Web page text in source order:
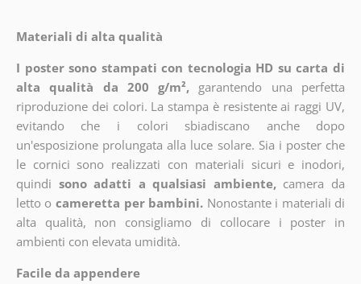
Materiali di alta qualità
I poster sono stampati con tecnologia HD su carta di
alta qualità da 200 g/m², garantendo una perfetta
riproduzione dei colori. La stampa è resistente ai raggi UV,
evitando che i colori sbiadiscano anche dopo
un'esposizione prolungata alla luce solare. Sia i poster che
le cornici sono realizzati con materiali sicuri e inodori,
quindi sono adatti a qualsiasi ambiente, camera da
letto o cameretta per bambini. Nonostante i materiali di
alta qualità, non consigliamo di collocare i poster in
ambienti con elevata umidità.
Facile da appendere